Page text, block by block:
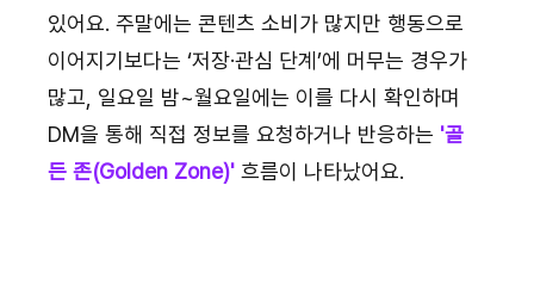
있어요. 주말에는 콘텐츠 소비가 많지만 행동으로
이어지기보다는 ‘저장·관심 단계’에 머무는 경우가
많고, 일요일 밤~월요일에는 이를 다시 확인하며
DM을 통해 직접 정보를 요청하거나 반응하는 '골
든 존(Golden Zone)' 흐름이 나타났어요.